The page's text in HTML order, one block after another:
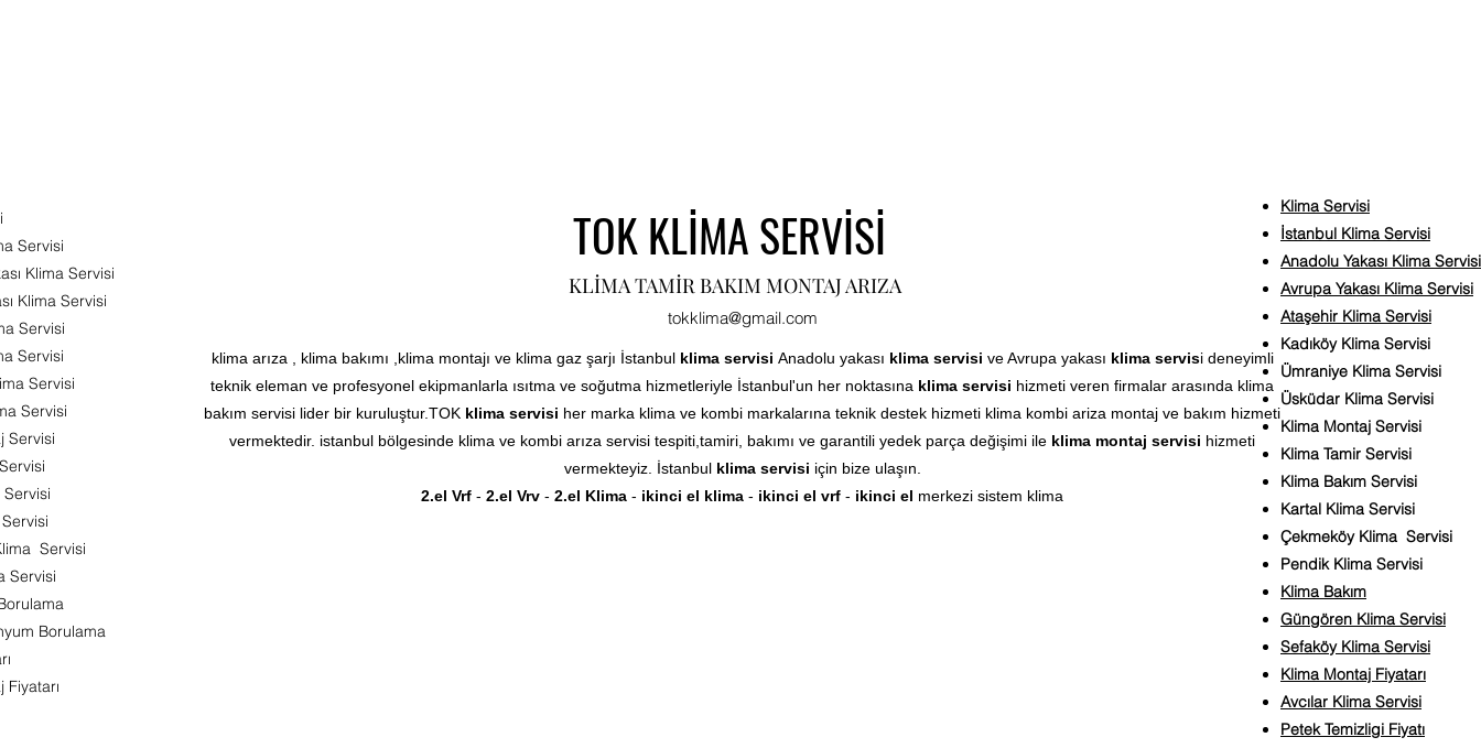
Servisi
Klima Servisi
Klima Servisi
Servisi
Servisi
Servisi
Servisi
Servisi
Servisi
Servisi
Servisi
Borulama
Fiyatarı​
TOK KLİMA SERVİSİ
KLİMA TAMİR BAKIM MONTAJ ARIZA
tokklima@gmail.com
klima arıza , klima bakımı ,klima montajı ve klima gaz şarjı İstanbul klima servisi Anadolu yakası klima servisi ve Avrupa yakası klima servisi deneyimli
teknik eleman ve profesyonel ekipmanlarla ısıtma ve soğutma hizmetleriyle İstanbul'un her noktasına klima servisi hizmeti veren firmalar arasında klima
bakım servisi lider bir kuruluştur.TOK klima servisi her marka klima ve kombi markalarına teknik destek hizmeti klima kombi ariza montaj ve bakım hizmeti
vermektedir. istanbul bölgesinde klima ve kombi arıza servisi tespiti,tamiri, bakımı ve garantili yedek parça değişimi ile klima montaj servisi hizmeti
vermekteyiz. İstanbul klima servisi için bize ulaşın.
2.el Vrf - 2.el Vrv - 2.el Klima - ikinci el klima - ikinci el vrf - ikinci el merkezi sistem klima
Klima Servisi
İstanbul Klima Servisi
Anadolu Yakası Klima Servisi
Avrupa Yakası Klima Servisi
Ataşehir Klima Servisi
Kadıköy Klima Servisi
Ümraniye Klima Servisi
Üsküdar Klima Servisi
Klima Montaj Servisi
Klima Tamir Servisi
Klima Bakım Servisi
Kartal Klima Servisi
Çekmeköy Klima Servisi
Pendik Klima Servisi
Klima Bakım
Güngören Klima Servisi
Sefaköy Klima Servisi
Klima Montaj Fiyatarı
Avcılar Klima Servisi
Petek Temizligi Fiyatı